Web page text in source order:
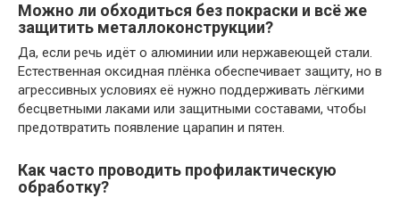
Можно ли обходиться без покраски и всё же
защитить металлоконструкции?
Да, если речь идёт о алюминии или нержавеющей стали.
Естественная оксидная плёнка обеспечивает защиту, но в
агрессивных условиях её нужно поддерживать лёгкими
бесцветными лаками или защитными составами, чтобы
предотвратить появление царапин и пятен.
Как часто проводить профилактическую
обработку?